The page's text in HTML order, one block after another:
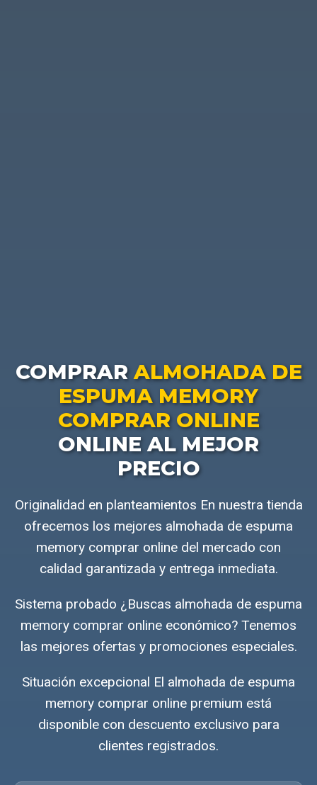
COMPRARALMOHADA DE
ESPUMA MEMORY
COMPRAR ONLINE
ONLINE AL MEJOR
PRECIO
Originalidad en planteamientos En nuestra tienda
ofrecemos los mejores almohada de espuma
memory comprar online del mercado con
calidad garantizada y entrega inmediata.
Sistema probado ¿Buscas almohada de espuma
memory comprar online económico? Tenemos
las mejores ofertas y promociones especiales.
Situación excepcional El almohada de espuma
memory comprar online premium está
disponible con descuento exclusivo para
clientes registrados.